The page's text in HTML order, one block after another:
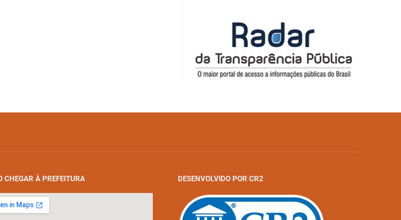
CHEGAR À PREFEITURA DESENVOLVIDO POR CR2